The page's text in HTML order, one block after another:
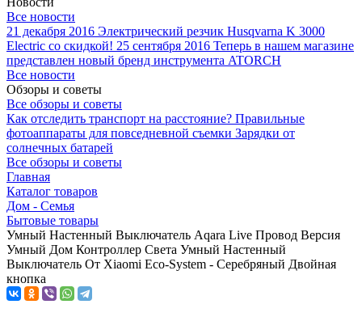
Все новости
21 декабря 2016 Электрический резчик Husqvarna K 3000
Electric со скидкой! 25 сентября 2016 Теперь в нашем магазине
представлен новый бренд инструмента ATORCH
Все новости
Обзоры и советы
Все обзоры и советы
Как отследить транспорт на расстояние? Правильные
фотоаппараты для повседневной съемки Зарядки от
солнечных батарей
Все обзоры и советы
Главная
Каталог товаров
Дом - Семья
Бытовые товары
Умный Настенный Выключатель Aqara Live Провод Версия
Умный Дом Контроллер Света Умный Настенный
Выключатель От Xiaomi Eco-System - Серебряный Двойная
кнопка